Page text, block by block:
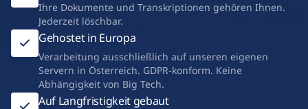
Ihre Dokumente und Transkriptionen gehören Ihnen.
Jederzeit löschbar.
Gehostet in Europa
Verarbeitung ausschließlich auf unseren eigenen
Servern in Österreich. GDPR-konform. Keine
Abhängigkeit von Big Tech.
Auf Langfristigkeit gebaut